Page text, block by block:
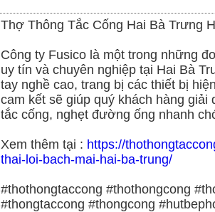
Thợ Thông Tắc Cống Hai Bà Trưng
Công ty Fusico là một trong những
uy tín và chuyên nghiệp tại Hai Bà
tay nghề cao, trang bị các thiết bị
cam kết sẽ giúp quý khách hàng
tắc cống, nghẹt đường ống nhanh
Xem thêm tại : https://
thai-loi-bach-mai-hai-ba-trung/
#thothongtaccong #thothongcong
#thongtaccong #thongcong